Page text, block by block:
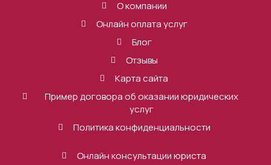
О компании
Онлайн оплата услуг
Блог
Отзывы
Карта сайта
Пример договора об оказании юридических
услуг
Политика конфиденциальности
Онлайн консультации юриста